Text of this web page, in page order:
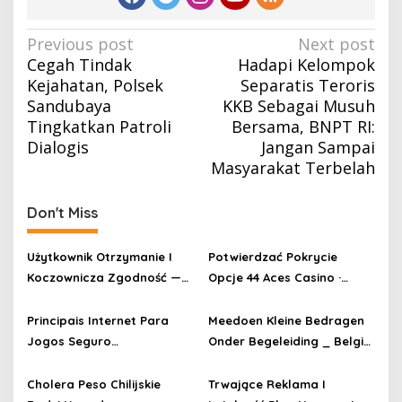
Post
navigation
Previous post
Cegah Tindak
Kejahatan, Polsek
Sandubaya
Tingkatkan Patroli
Dialogis
Next post
Hadapi Kelompok
Separatis Teroris
KKB Sebagai Musuh
Bersama, BNPT RI:
Jangan Sampai
Masyarakat Terbelah
Don't Miss
Użytkownik Otrzymanie I
Koczownicza Zgodność —
WinShark
Potwierdzać Pokrycie
Opcje 44 Aces Casino ·
Principais Internet Para
Jogos Seguro
Centro-Oeste Play for Real
Meedoen Kleine Bedragen
Onder Begeleiding _ België
Cholera Peso Chilijskie
Trwające Reklama I